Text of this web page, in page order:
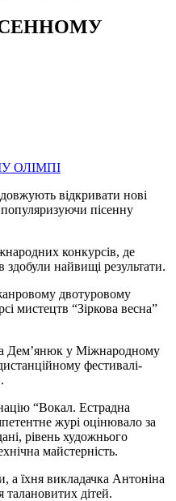
відкривати нові
популяризуючи пісенну
конкурсів, де
найвищі результати.
двотуровому
мистецтв “Зіркова весна”
Дем’янюк у Міжнародному
фестивалі-
“Вокал. Естрадна
журі оцінювало за
рівень художнього
майстерність.
їхня викладачка Антоніна
дітей.